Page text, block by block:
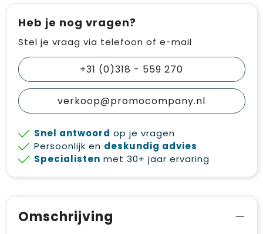
Heb je nog vragen?
Stel je vraag via telefoon of e-mail
+31 (0)318 - 559 270
verkoop@promocompany.nl
Snel antwoord op je vragen
Persoonlijk en deskundig advies
Specialisten met 30+ jaar ervaring
Omschrijving